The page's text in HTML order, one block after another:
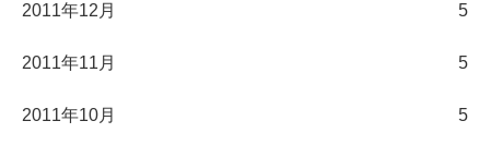
2011年12月 5
2011年11月 5
2011年10月 5